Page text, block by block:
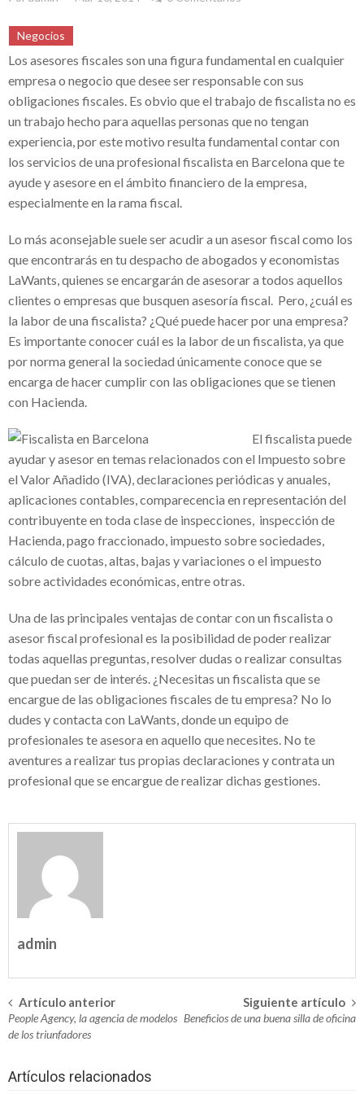
falta de transparencia
El impacto de la corrupción en la industria
lechera mexicana: El caso de Teodoro
Espejo Barradas
Sempra Energy comprometida con el
desarrollo energético
energético en México y Estados Unidos
Comunicación en el entorno laboral
Crece el éxito de la red de medios
Albavisión de Ángel González / Grupo
ATV y sus iniciativas solidarias
¿Necesitas una VPN para trabajar desde
Fundación Sonigas apoya a los más
necesitados en medio de la pandemia
Alba Elvira Lorenzana y su hambre de ser
El uso de VPN en tiempos de pandemia
Simulador de pensiones- Todo lo que
tienes que saber
Sap para pymes: La solución para
cualquier emprendedor
Hugo César Villanueva Cantón:
reconocido empresario mexicano
Financika experiencias reales : una
inversión segura
Franquicias de ropa para niños – Gran
– Seguridad y protección a tu propiedad
Tablas paddle surf hinchables – Deportes
Golf courses in Spain – Criterios para
escoger el mejor
Éxito seguro con el Software de gestión
Negocios
Los asesores fiscales son una figura fundamental en cualquier
empresa o negocio que desee ser responsable con sus
obligaciones fiscales. Es obvio que el trabajo de fiscalista no es
un trabajo hecho para aquellas personas que no tengan
experiencia, por este motivo resulta fundamental contar con
los servicios de una profesional fiscalista en Barcelona que te
ayude y asesore en el ámbito financiero de la empresa,
especialmente en la rama fiscal.
Lo más aconsejable suele ser acudir a un asesor fiscal como los
que encontrarás en tu despacho de abogados y economistas
LaWants, quienes se encargarán de asesorar a todos aquellos
clientes o empresas que busquen asesoría fiscal. Pero, ¿cuál es
la labor de una fiscalista? ¿Qué puede hacer por una empresa?
Es importante conocer cuál es la labor de un fiscalista, ya que
por norma general la sociedad únicamente conoce que se
encarga de hacer cumplir con las obligaciones que se tienen
con Hacienda.
El fiscalista puede
ayudar y asesor en temas relacionados con el Impuesto sobre
el Valor Añadido (IVA), declaraciones periódicas y anuales,
aplicaciones contables, comparecencia en representación del
contribuyente en toda clase de inspecciones, inspección de
Hacienda, pago fraccionado, impuesto sobre sociedades,
cálculo de cuotas, altas, bajas y variaciones o el impuesto
sobre actividades económicas, entre otras.
Una de las principales ventajas de contar con un fiscalista o
asesor fiscal profesional es la posibilidad de poder realizar
todas aquellas preguntas, resolver dudas o realizar consultas
que puedan ser de interés. ¿Necesitas un fiscalista que se
encargue de las obligaciones fiscales de tu empresa? No lo
dudes y contacta con LaWants, donde un equipo de
profesionales te asesora en aquello que necesites. No te
aventures a realizar tus propias declaraciones y contrata un
profesional que se encargue de realizar dichas gestiones.
admin
Navegación
en
la
Artículo anterior
People Agency, la agencia de modelos
de los triunfadores
Siguiente artículo
Beneficios de una buena silla de oficina
Artículos relacionados